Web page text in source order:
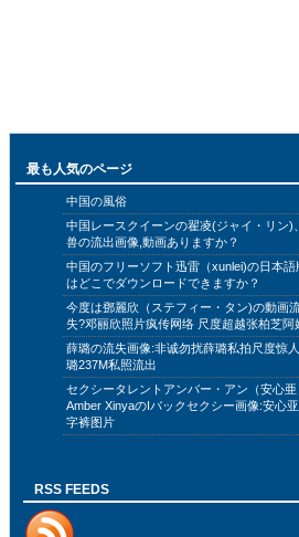
最も人気のページ
中国の風俗
中国レースクイーンの翟凌(ジャイ・リン)
兽の流出画像,動画ありますか？
中国のフリーソフト迅雷（xunlei)の日本語
はどこでダウンロードできますか？
今度は鄧麗欣（ステフィー・タン)の動画
失?邓丽欣照片疯传网络 尺度超越张柏芝阿
薛璐の流失画像:非诚勿扰薛璐私拍尺度惊
璐237M私照流出
セクシータレントアンバー・アン（安心亜
Amber XinyaのIバックセクシー画像:安心
字裤图片
RSS FEEDS